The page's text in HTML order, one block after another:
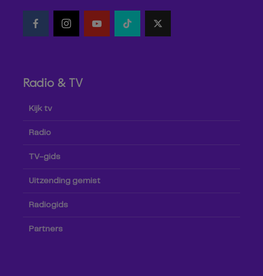
Radio & TV
Kijk tv
Radio
TV-gids
Uitzending gemist
Radiogids
Partners